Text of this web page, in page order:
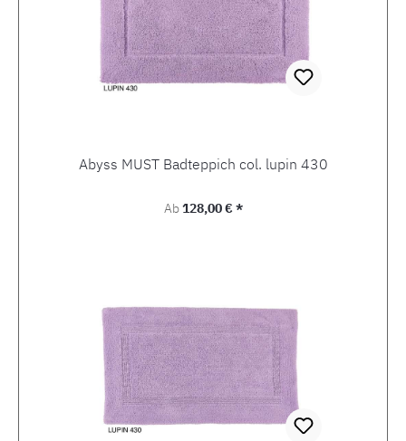
Abyss MUST Badteppich col. lupin 430
Regulärer Preis:
Ab128,00 € *